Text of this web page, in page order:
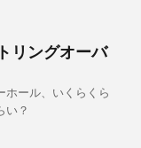
リングオーバ
ホール、いくらくら
い？